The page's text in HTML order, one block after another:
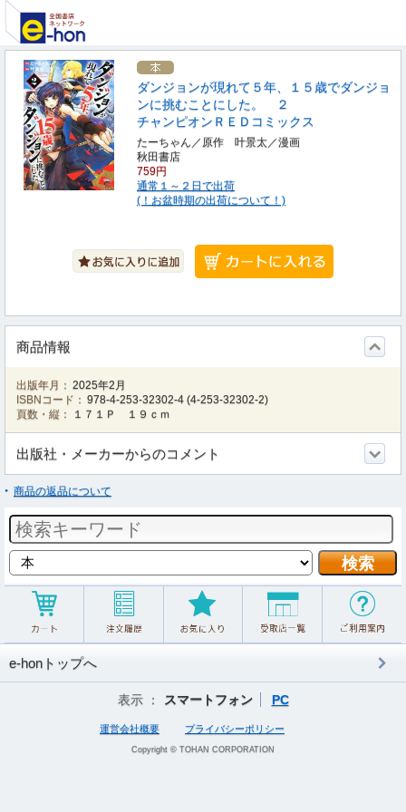
ダンジョンが現れて５年、１５歳でダンジョ
ンに挑むことにした。 ２
チャンピオンＲＥＤコミックス
たーちゃん／原作 叶景太／漫画
秋田書店
759円
通常１～２日で出荷
(！お盆時期の出荷について！)
商品情報
出版年月： 2025年2月
ISBNコード： 978-4-253-32302-4 (4-253-32302-2)
頁数・縦：
１７１Ｐ １９ｃｍ
出版社・メーカーからのコメント
商品の返品について
e-honトップへ
表示 ： スマートフォン PC
運営会社概要 プライバシーポリシー
Copyright © TOHAN CORPORATION